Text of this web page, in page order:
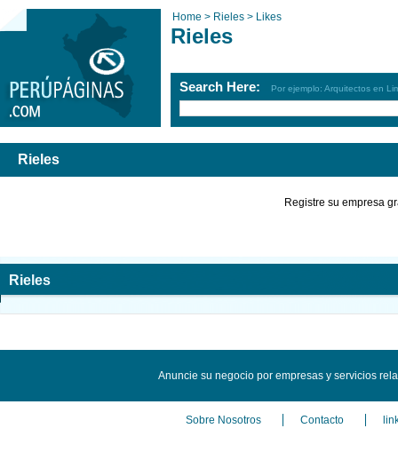
Home > Rieles > Likes
Rieles
Search Here: Por ejemplo: Arquitectos en
Rieles
Registre su empresa
Rieles
Anuncie su negocio por empresas y servicios
Sobre Nosotros Contacto